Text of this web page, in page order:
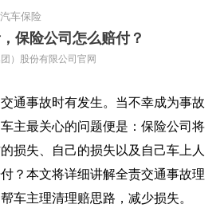
汽车保险
保险公司怎么赔付？
）股份有限公司官网
通事故时有发生。当不幸成为事故
主最关心的问题便是：保险公司将
损失、自己的损失以及自己车上人
？本文将详细讲解全责交通事故理
车主理清理赔思路，减少损失。